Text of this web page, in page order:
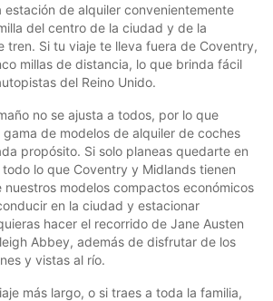
estación de alquiler convenientemente
del centro de la ciudad y de la
tren. Si tu viaje te lleva fuera de Coventry,
millas de distancia, lo que brinda fácil
del Reino Unido.
no se ajusta a todos, por lo que
de modelos de alquiler de coches
propósito. Si solo planeas quedarte en
lo que Coventry y Midlands tienen
nuestros modelos compactos económicos
en la ciudad y estacionar
hacer el recorrido de Jane Austen
Abbey, además de disfrutar de los
y vistas al río.
más largo, o si traes a toda la familia,